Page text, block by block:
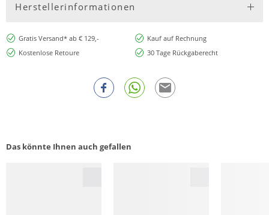
Herstellerinformationen
Gratis Versand* ab € 129,-
Kauf auf Rechnung
Kostenlose Retoure
30 Tage Rückgaberecht
Das könnte Ihnen auch gefallen